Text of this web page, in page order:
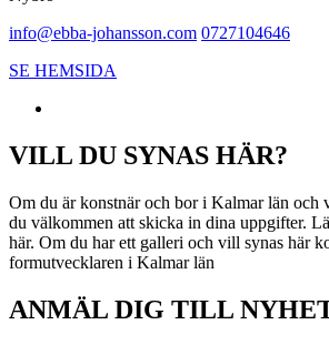
info@ebba-johansson.com 0727104646
SE HEMSIDA
VILL DU SYNAS HÄR?
Om du är konstnär och bor i Kalmar län och
du välkommen att skicka in dina uppgifter.
här. Om du har ett galleri och vill synas här
formutvecklaren i Kalmar län
ANMÄL DIG TILL